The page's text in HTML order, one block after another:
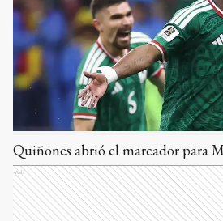
Quiñones abrió el marcador para
Ads